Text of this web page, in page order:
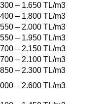
– 1.650 TL/m3
– 1.800 TL/m3
– 2.000 TL/m3
– 1.950 TL/m3
– 2.150 TL/m3
– 2.100 TL/m3
– 2.300 TL/m3
– 2.600 TL/m3